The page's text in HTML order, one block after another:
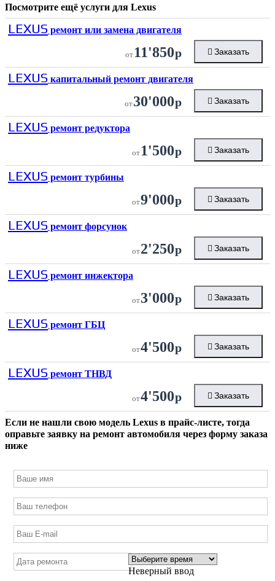
Посмотрите ещё услуги для Lexus
LEXUS ремонт или замена двигателя
от 11'850р Заказать
LEXUS капитальный ремонт двигателя
от30'000р Заказать
LEXUS ремонт редуктора
от 1'500р Заказать
LEXUS ремонт турбины
от9'000р Заказать
LEXUS ремонт форсунок
от2'250р Заказать
LEXUS ремонт инжектора
от3'000р Заказать
LEXUS ремонт ГБЦ
от4'500р Заказать
LEXUS ремонт ТНВД
от4'500р Заказать
Если не нашли свою модель Lexus в прайс-листе, тогда
оправьте заявку на ремонт автомобиля через форму заказа
ниже
Неверный ввод